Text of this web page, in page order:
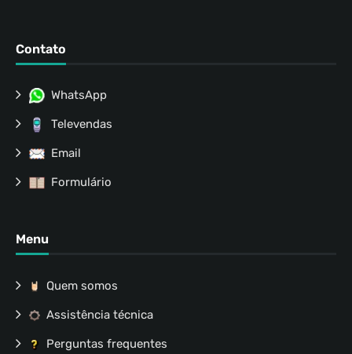
Contato
WhatsApp
Televendas
Email
Formulário
Menu
Quem somos
Assistência técnica
Perguntas frequentes